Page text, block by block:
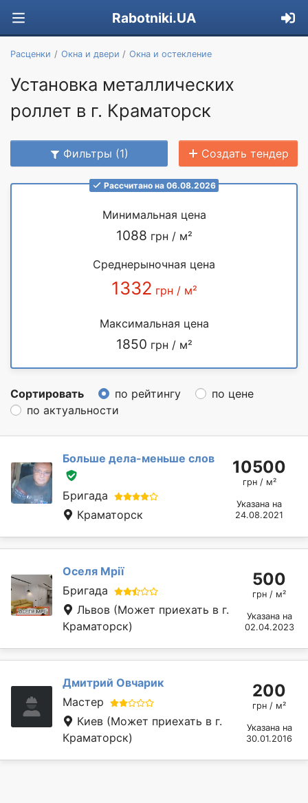
Rabotniki.UA
Расценки Окна и двери Окна и остекление
Установка металлических
роллет в г. Краматорск
Фильтры (1) Создать тендер
Рассчитано на 06.08.2026
Минимальная цена
1088 грн / м²
Среднерыночная цена
1332 грн / м²
Максимальная цена
1850 грн / м²
Сортировать по рейтингу
по цене
по актуальности
Больше дела-меньше слов
Бригада
Краматорск
10500
грн / м²
Указана на
24.08.2021
Оселя Мрії
Бригада
Львов (Может приехать в г.
Краматорск)
500
грн / м²
Указана на
02.04.2023
Дмитрий Овчарик
Мастер
Киев (Может приехать в г.
Краматорск)
200
грн / м²
Указана на
30.01.2016